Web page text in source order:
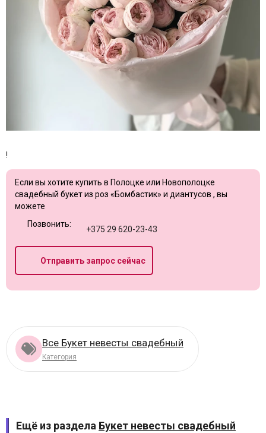
!
Если вы хотите купить в Полоцке или Новополоцке
свадебный букет из роз «Бомбастик» и диантусов , вы
можете
Позвонить:
+375 29 620-23-43
Отправить запрос сейчас
Все Букет невесты свадебный
Категория
Ещё из раздела Букет невесты свадебный